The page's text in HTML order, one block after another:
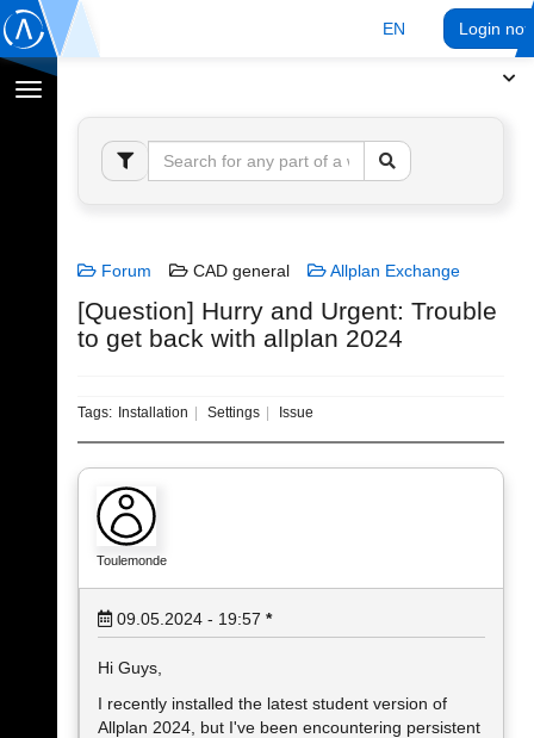
EN Login
Toggle
navigation
Forum CAD general Allplan Exchange
[Question] Hurry and Urgent: Trouble
to get back with allplan 2024
Tags: Installation Settings Issue
Toulemonde
09.05.2024 - 19:57 *
Hi Guys,
I recently installed the latest student version of
Allplan 2024, but I've been encountering persistent